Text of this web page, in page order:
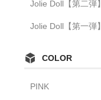
Jolie Doll【第二弾】
Jolie Doll【第一弾】
COLOR
PINK